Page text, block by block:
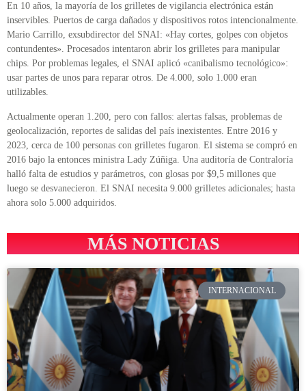
En 10 años, la mayoría de los grilletes de vigilancia electrónica están
inservibles. Puertos de carga dañados y dispositivos rotos intencionalmente.
Mario Carrillo, exsubdirector del SNAI: «Hay cortes, golpes con objetos
contundentes». Procesados intentaron abrir los grilletes para manipular
chips. Por problemas legales, el SNAI aplicó «canibalismo tecnológico»:
usar partes de unos para reparar otros. De 4.000, solo 1.000 eran
utilizables.
Actualmente operan 1.200, pero con fallos: alertas falsas, problemas de
geolocalización, reportes de salidas del país inexistentes. Entre 2016 y
2023, cerca de 100 personas con grilletes fugaron. El sistema se compró en
2016 bajo la entonces ministra Lady Zúñiga. Una auditoría de Contraloría
halló falta de estudios y parámetros, con glosas por $9,5 millones que
luego se desvanecieron. El SNAI necesita 9.000 grilletes adicionales; hasta
ahora solo 5.000 adquiridos.
MÁS NOTICIAS
INTERNACIONAL